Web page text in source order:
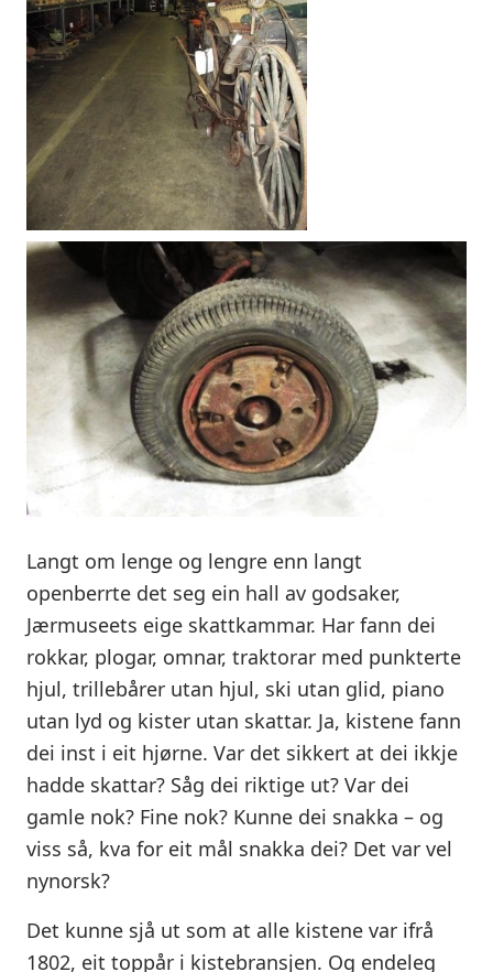
Langt om lenge og lengre enn langt
openberrte det seg ein hall av godsaker,
Jærmuseets eige skattkammar. Har fann dei
rokkar, plogar, omnar, traktorar med punkterte
hjul, trillebårer utan hjul, ski utan glid, piano
utan lyd og kister utan skattar. Ja, kistene fann
dei inst i eit hjørne. Var det sikkert at dei ikkje
hadde skattar? Såg dei riktige ut? Var dei
gamle nok? Fine nok? Kunne dei snakka – og
viss så, kva for eit mål snakka dei? Det var vel
nynorsk?
Det kunne sjå ut som at alle kistene var ifrå
1802, eit toppår i kistebransjen. Og endeleg